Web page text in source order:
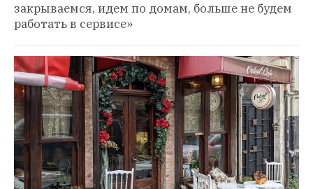
закрываемся, идем по домам, больше не будем
работать в сервисе»